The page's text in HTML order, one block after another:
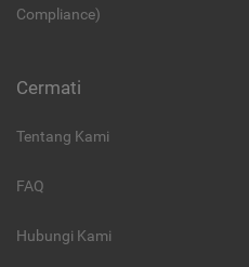
Compliance)
Cermati
Tentang Kami
FAQ
Hubungi Kami